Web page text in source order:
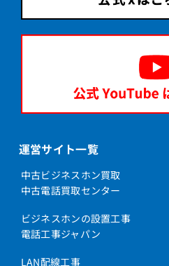
運営サイト一覧
中古ビジネスホン買取
中古電話買取センター
ビジネスホンの設置工事
電話工事ジャパン
LAN配線工事